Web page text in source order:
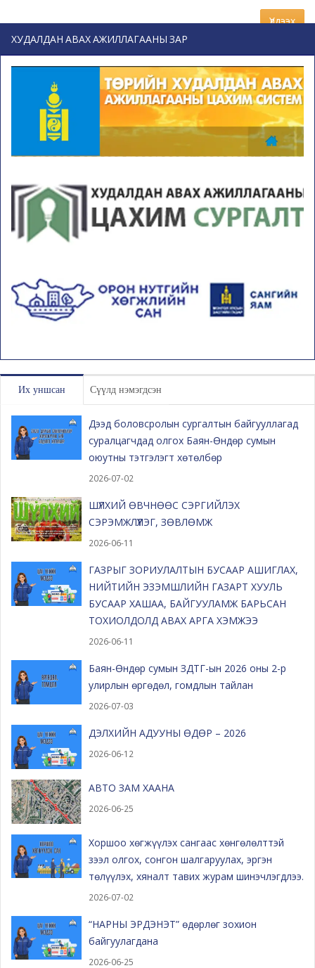
Үлдээх
ХУДАЛДАН АВАХ АЖИЛЛАГААНЫ ЗАР
Их уншсан Сүүлд нэмэгдсэн
Дээд боловсролын сургалтын байгууллагад
суралцагчдад олгох Баян-Өндөр сумын
оюутны тэтгэлэгт хөтөлбөр
2026-07-02
ШҮЛХИЙ ӨВЧНӨӨС СЭРГИЙЛЭХ
СЭРЭМЖЛҮҮЛЭГ, ЗӨВЛӨМЖ
2026-06-11
ГАЗРЫГ ЗОРИУЛАЛТЫН БУСААР АШИГЛАХ,
НИЙТИЙН ЭЗЭМШЛИЙН ГАЗАРТ ХУУЛЬ
БУСААР ХАШАА, БАЙГУУЛАМЖ БАРЬСАН
ТОХИОЛДОЛД АВАХ АРГА ХЭМЖЭЭ
2026-06-11
Баян-Өндөр сумын ЗДТГ-ын 2026 оны 2-р
улирлын өргөдөл, гомдлын тайлан
2026-07-03
ДЭЛХИЙН АДУУНЫ ӨДӨР – 2026
2026-06-12
АВТО ЗАМ ХААНА
2026-06-25
Хоршоо хөгжүүлэх сангаас хөнгөлөлттэй
зээл олгох, сонгон шалгаруулах, эргэн
төлүүлэх, хяналт тавих журам шинэчлэгдлээ.
2026-07-02
“НАРНЫ ЭРДЭНЭТ” өдөрлөг зохион
байгуулагдана
2026-06-25